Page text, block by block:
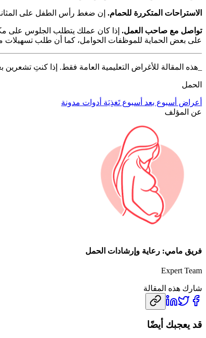
الاستراحات المتكررة للحمام. إن ضغط رأس الطفل على المثانة
تواصل مع صاحب العمل. إذا كان عملك يتطلب الجلوس على
على بعض الحماية للموظفات الحوامل، كما أن طلب تسهيلات
_هذه المقالة للأغراض التعليمية العامة فقط. إذا كنتِ
الحمل
أعراض أسبوع بعد أسبوعتَغذِيَة أدوات مدونة
عن المؤلف
فريق مامي: رعاية وإرشادات الحمل
Expert Team
شارك هذه المقالة
قد يعجبك أيضًا